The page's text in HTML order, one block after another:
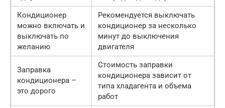
Кондиционер
можно включать и
выключать по
желанию
Рекомендуется выключать
кондиционер за несколько
минут до выключения
двигателя
Заправка
кондиционера –
это дорого
Стоимость заправки
кондиционера зависит от
типа хладагента и объема
работ